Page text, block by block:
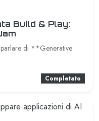
Build & Play:
di **Generative
Completato